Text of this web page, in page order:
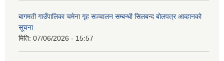
बागमती गाउँपालिका चमेना गृह सञ्चालन सम्बन्धी सिलबन्द बोलपत्र आव्हानको
सूचना
मिति: 07/06/2026 - 15:57